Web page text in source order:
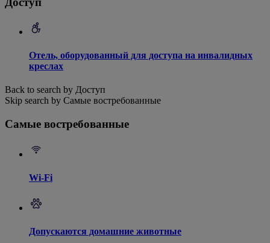
Отель, оборудованный для доступа на инвалидных
креслах
Back to search by Доступ
Skip search by Самые востребованные
Самые востребованные
Wi-Fi
Допускаются домашние животные